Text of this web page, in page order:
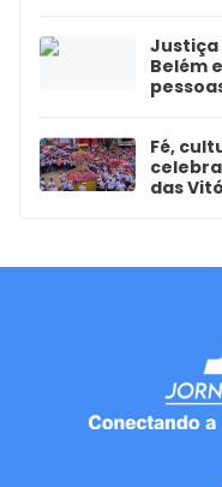
Justiça
Belém
Fé,
celebra
das